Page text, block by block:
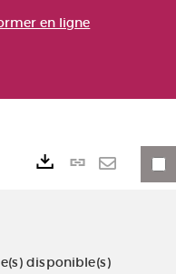
en ligne
Lien
fenêtre)
mail
disponible(s)